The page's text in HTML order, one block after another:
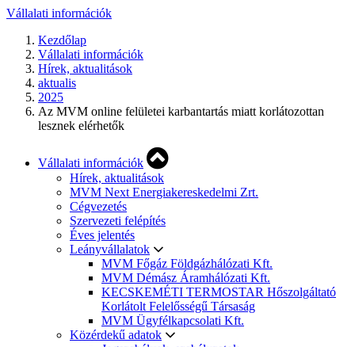
Vállalati információk
Kezdőlap
Vállalati információk
Hírek, aktualitások
aktualis
2025
Az MVM online felületei karbantartás miatt korlátozottan
lesznek elérhetők
Vállalati információk
Hírek, aktualitások
MVM Next Energiakereskedelmi Zrt.
Cégvezetés
Szervezeti felépítés
Éves jelentés
Leányvállalatok
MVM Főgáz Földgázhálózati Kft.
MVM Démász Áramhálózati Kft.
KECSKEMÉTI TERMOSTAR Hőszolgáltató
Korlátolt Felelősségű Társaság
MVM Ügyfélkapcsolati Kft.
Közérdekű adatok